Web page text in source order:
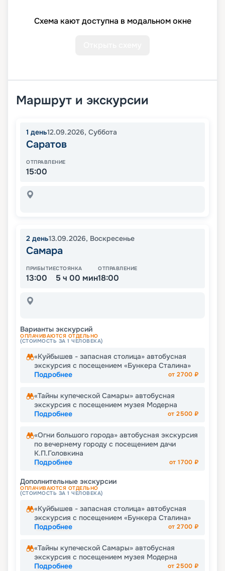
Схема кают доступна в модальном окне
Маршрут и экскурсии
1 день12.09.2026, Суббота
Саратов
ОТПРАВЛЕНИЕ
15:00
2 день13.09.2026, Воскресенье
Самара
ПРИБЫТИЕ
13:00
СТОЯНКА
5 ч 00 мин
ОТПРАВЛЕНИЕ
18:00
Варианты экскурсий
ОПЛАЧИВАЮТСЯ ОТДЕЛЬНО
(СТОИМОСТЬ ЗА 1 ЧЕЛОВЕКА)
«Куйбышев - запасная столица» автобусная
экскурсия с посещением «Бункера Сталина»
Подробнее
от2700 ₽
«Тайны купеческой Самары» автобусная
экскурсия с посещением музея Модерна
Подробнее
от2500 ₽
«Огни большого города» автобусная экскурсия
по вечернему городу с посещением дачи
К.П.Головкина
Подробнее
от1700 ₽
Дополнительные экскурсии
ОПЛАЧИВАЮТСЯ ОТДЕЛЬНО
(СТОИМОСТЬ ЗА 1 ЧЕЛОВЕКА)
«Куйбышев - запасная столица» автобусная
экскурсия с посещением «Бункера Сталина»
Подробнее
от2700 ₽
«Тайны купеческой Самары» автобусная
экскурсия с посещением музея Модерна
Подробнее
от2500 ₽